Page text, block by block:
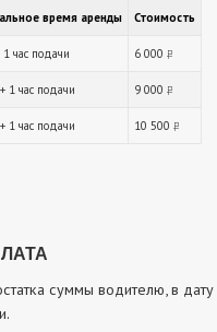
время аренды Стоимость
1 час подачи 6 000
1 час подачи 9 000
1 час подачи 10 500
суммы водителю, в дату